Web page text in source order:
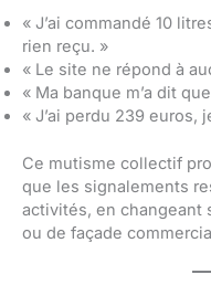
« J’ai commandé 10
rien reçu. »
« Le site ne répond à
« Ma banque m’a dit
« J’ai perdu 239 euros,
Ce mutisme collectif
que les signalements
activités, en changeant
ou de façade